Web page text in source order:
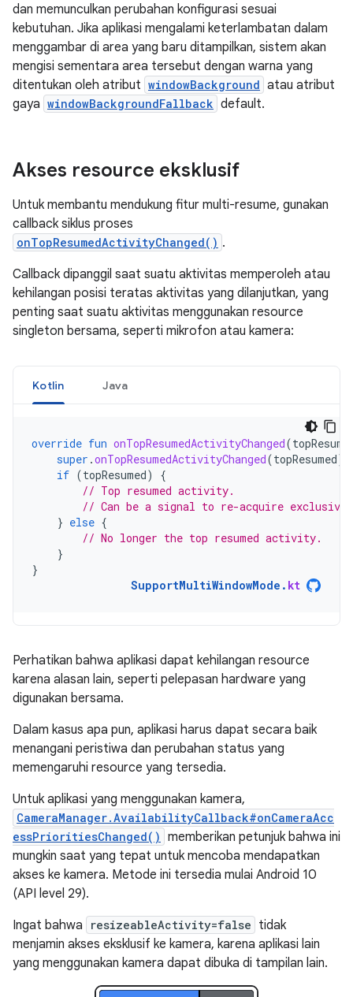
dan memunculkan perubahan konfigurasi sesuai
kebutuhan. Jika aplikasi mengalami keterlambatan dalam
menggambar di area yang baru ditampilkan, sistem akan
mengisi sementara area tersebut dengan warna yang
ditentukan oleh atribut windowBackground atau atribut
gaya windowBackgroundFallback default.
Akses resource eksklusif
Untuk membantu mendukung fitur multi-resume, gunakan
callback siklus proses
onTopResumedActivityChanged() .
Callback dipanggil saat suatu aktivitas memperoleh atau
kehilangan posisi teratas aktivitas yang dilanjutkan, yang
penting saat suatu aktivitas menggunakan resource
singleton bersama, seperti mikrofon atau kamera:
Kotlin Java
override fun onTopResumedActivityChanged(
super .onTopResumedActivityChanged(topResumed)
if (topResumed)
{
// Top resumed activity.
// Can be a signal to re-acquire exclusive
} else {
// No longer the top resumed activity.
}
}
SupportMultiWindowMode . kt
Perhatikan bahwa aplikasi dapat kehilangan resource
karena alasan lain, seperti pelepasan hardware yang
digunakan bersama.
Dalam kasus apa pun, aplikasi harus dapat secara baik
menangani peristiwa dan perubahan status yang
memengaruhi resource yang tersedia.
Untuk aplikasi yang menggunakan kamera,
CameraManager.AvailabilityCallback#onCameraAcc
essPrioritiesChanged() memberikan petunjuk bahwa ini
mungkin saat yang tepat untuk mencoba mendapatkan
akses ke kamera. Metode ini tersedia mulai Android 10
(API level 29).
Ingat bahwa
resizeableActivity=false tidak
menjamin akses eksklusif ke kamera, karena aplikasi lain
yang menggunakan kamera dapat dibuka di tampilan lain.